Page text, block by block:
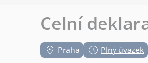
Celní
Praha Plný úvazek